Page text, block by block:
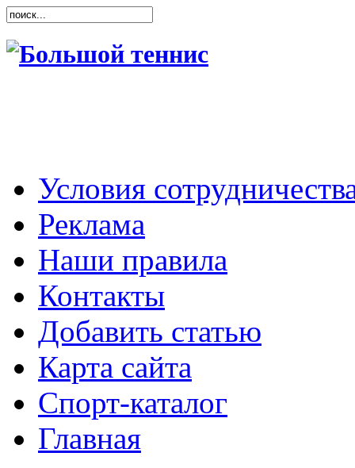
Условия
Реклама
Наши правила
Контакты
Добавить статью
Карта сайта
Спорт-каталог
Главная